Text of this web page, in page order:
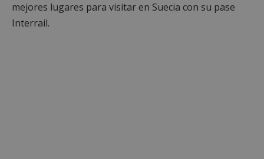
mejores lugares para visitar en Suecia con su pase
Interrail.